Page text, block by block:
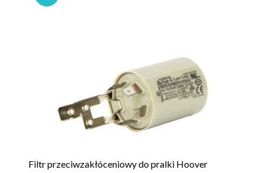
Filtr przeciwzakłóceniowy do pralki Hoover